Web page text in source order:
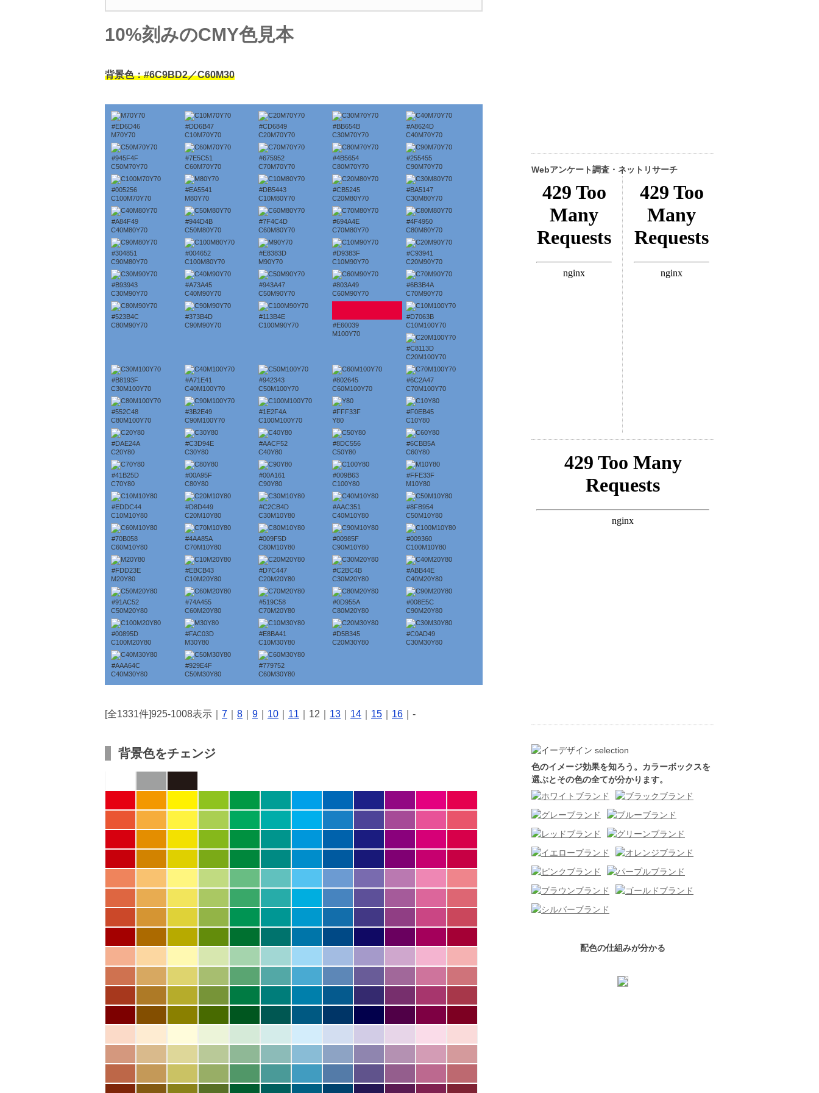
10%刻みのCMY色見本
背景色：#6C9BD2／C60M30
#ED6D46
M70Y70
#DD6B47
C10M70Y70
#CD6849
C20M70Y70
#BB654B
C30M70Y70
#A8624D
C40M70Y70
#945F4F
C50M70Y70
#7E5C51
C60M70Y70
#675952
C70M70Y70
#4B5654
C80M70Y70
#255455
C90M70Y70
#005256
C100M70Y70
#EA5541
M80Y70
#DB5443
C10M80Y70
#CB5245
C20M80Y70
#BA5147
C30M80Y70
#A84F49
C40M80Y70
#944D4B
C50M80Y70
#7F4C4D
C60M80Y70
#694A4E
C70M80Y70
#4F4950
C80M80Y70
#304851
C90M80Y70
#004652
C100M80Y70
#E8383D
M90Y70
#D9383F
C10M90Y70
#C93941
C20M90Y70
#B93943
C30M90Y70
#A73A45
C40M90Y70
#943A47
C50M90Y70
#803A49
C60M90Y70
#6B3B4A
C70M90Y70
#523B4C
C80M90Y70
#373B4D
C90M90Y70
#113B4E
C100M90Y70
#E60039
M100Y70
#D7063B
C10M100Y70
#C8113D
C20M100Y70
#B8193F
C30M100Y70
#A71E41
C40M100Y70
#942343
C50M100Y70
#802645
C60M100Y70
#6C2A47
C70M100Y70
#552C48
C80M100Y70
#3B2E49
C90M100Y70
#1E2F4A
C100M100Y70
#FFF33F
Y80
#F0EB45
C10Y80
#DAE24A
C20Y80
#C3D94E
C30Y80
#AACF52
C40Y80
#8DC556
C50Y80
#6CBB5A
C60Y80
#41B25D
C70Y80
#00A95F
C80Y80
#00A161
C90Y80
#009B63
C100Y80
#FFE33F
M10Y80
#EDDC44
C10M10Y80
#D8D449
C20M10Y80
#C2CB4D
C30M10Y80
#AAC351
C40M10Y80
#8FB954
C50M10Y80
#70B058
C60M10Y80
#4AA85A
C70M10Y80
#009F5D
C80M10Y80
#00985F
C90M10Y80
#009360
C100M10Y80
#FDD23E
M20Y80
#EBCB43
C10M20Y80
#D7C447
C20M20Y80
#C2BC4B
C30M20Y80
#ABB44E
C40M20Y80
#91AC52
C50M20Y80
#74A455
C60M20Y80
#519C58
C70M20Y80
#0D955A
C80M20Y80
#008E5C
C90M20Y80
#00895D
C100M20Y80
#FAC03D
M30Y80
#E8BA41
C10M30Y80
#D5B345
C20M30Y80
#C0AD49
C30M30Y80
#AAA64C
C40M30Y80
#929E4F
C50M30Y80
#779752
C60M30Y80
[全1331件]925-1008表示｜ 7 8 9 10 11 ｜12｜ 13 14 15 16 ｜-
背景色をチェンジ
Webアンケート調査・ネットリサーチ
色のイメージ効果を知ろう。カラーボックスを
選ぶとその色の全てが分かります。
配色の仕組みが分かる